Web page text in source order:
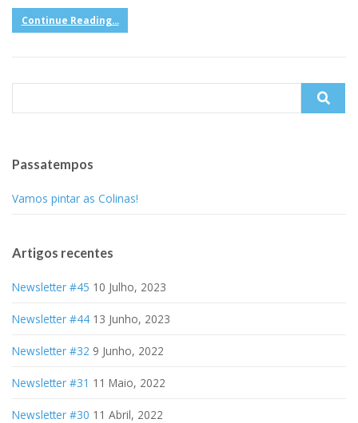
Continue Reading...
Passatempos
Vamos pintar as Colinas!
Artigos recentes
Newsletter #45 10 Julho, 2023
Newsletter #44 13 Junho, 2023
Newsletter #32 9 Junho, 2022
Newsletter #31 11 Maio, 2022
Newsletter #30 11 Abril, 2022